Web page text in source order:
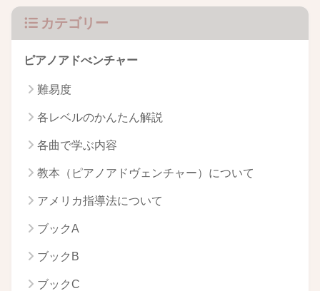
カテゴリー
ピアノアドべンチャー
難易度
各レベルのかんたん解説
各曲で学ぶ内容
教本（ピアノアドヴェンチャー）について
アメリカ指導法について
ブックA
ブックB
ブックC